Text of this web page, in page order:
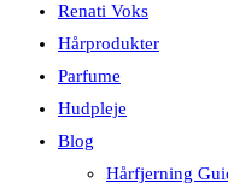
Renati Voks
Hårprodukter
Parfume
Hudpleje
Blog
Hårfjerning